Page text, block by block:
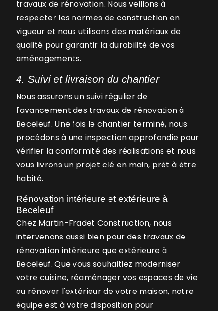
travaux de rénovation. Nous veillons à
respecter les normes de construction en
vigueur et nous utilisons des matériaux de
qualité pour garantir la durabilité de vos
aménagements.
4. Suivi et livraison du chantier
Nous assurons un suivi régulier de
l'avancement des travaux de rénovation à
Beceleuf. Une fois le chantier terminé, nous
procédons à une inspection approfondie pour
vérifier la conformité des réalisations et nous
vous livrons un projet clé en main, prêt à être
habité.
Rénovation intérieure et extérieure à
Beceleuf
Chez Martin-Fradet Construction, nous
intervenons aussi bien pour des travaux de
rénovation intérieure que extérieure à
Beceleuf. Que vous souhaitiez moderniser
votre cuisine, réaménager vos espaces de vie
ou rénover l'extérieur de votre maison, notre
équipe est à votre disposition pour